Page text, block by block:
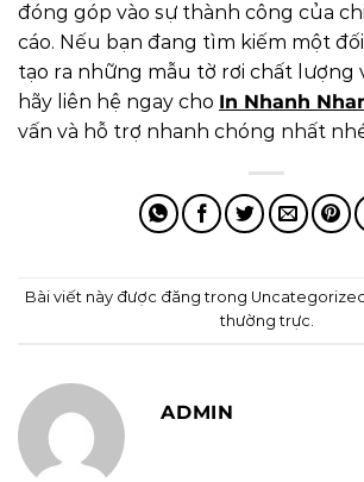
đóng góp vào sự thành công của
cáo. Nếu bạn đang tìm kiếm một
tạo ra những mẫu tờ rơi chất lượng
hãy liên hệ ngay cho In Nhanh
vấn và hỗ trợ nhanh chóng nhất
Bài viết này được đăng trong Uncategorized
thường trực.
ADMIN